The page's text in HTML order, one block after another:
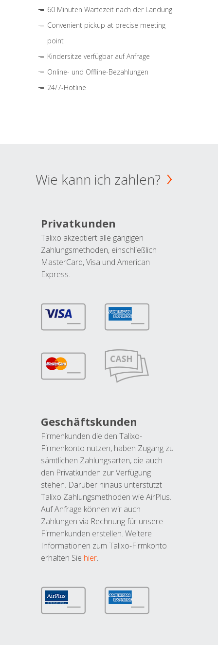
60 Minuten Wartezeit nach der Landung
Convenient pickup at precise meeting
point
Kindersitze verfügbar auf Anfrage
Online- und Offline-Bezahlungen
24/7-Hotline
Wie kann ich zahlen?
Privatkunden
Talixo akzeptiert alle gängigen
Zahlungsmethoden, einschließlich
MasterCard, Visa und American
Express.
Geschäftskunden
Firmenkunden die den Talixo-
Firmenkonto nutzen, haben Zugang zu
sämtlichen Zahlungsarten, die auch
den Privatkunden zur Verfügung
stehen. Darüber hinaus unterstützt
Talixo Zahlungsmethoden wie AirPlus.
Auf Anfrage können wir auch
Zahlungen via Rechnung für unsere
Firmenkunden erstellen. Weitere
Informationen zum Talixo-Firmkonto
erhalten Sie hier.